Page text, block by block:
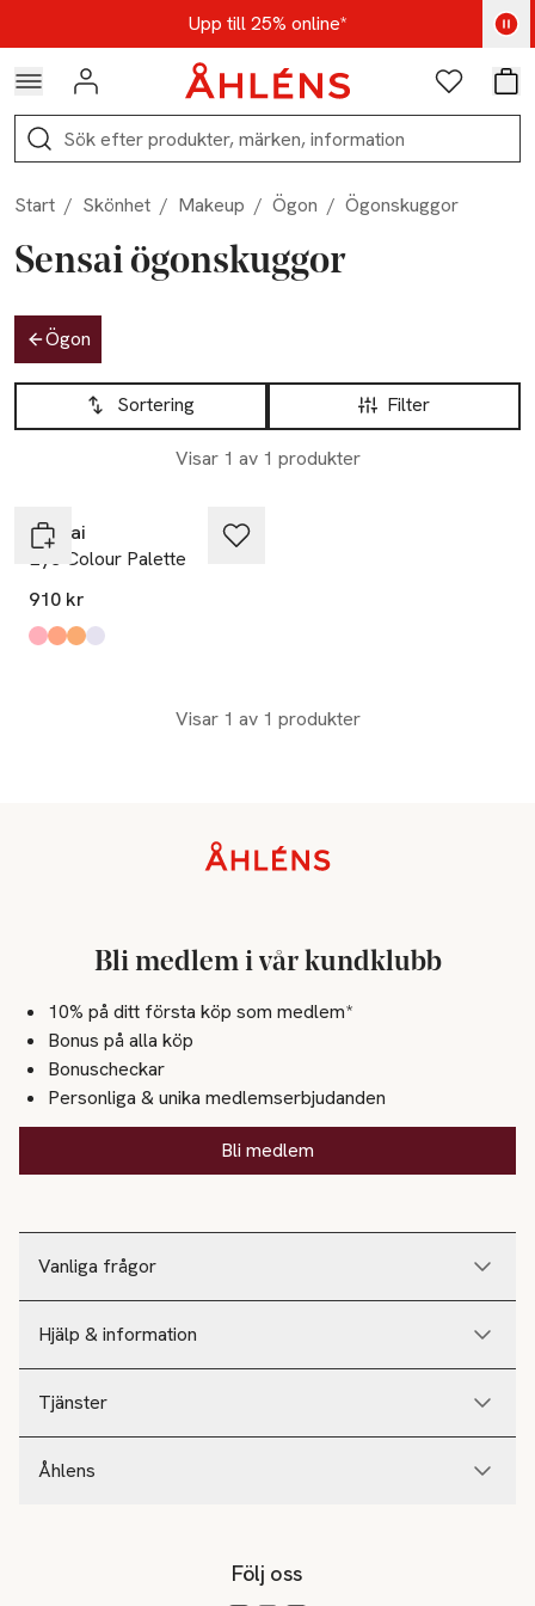
Hoppa till navigationsmenynUpp till 25% online*
Kod: AUG25 - Shoppa nu
Logga in Favoriter
Sök
Start / Skönhet / Makeup / Ögon / Ögonskuggor
Sensai ögonskuggor
Hoppa till produktsidan
Ögon
Hoppa till produktsidan
Filter
Sortering
Visar 1 av 1 produkter
Lista över produkter
Sensai
Eye Colour Palette
910 kr
Produkten finns i färgerna:
Petal Dance
Night Sparkle
Shiny Foliage
Frosty Twilight
Visar 1 av 1 produkter
Vanliga frågor
Hjälp & information
Tjänster
Åhlens
Bli medlem i vår kundklubb
10% på ditt första köp som medlem*
Bonus på alla köp
Bonuscheckar
Personliga & unika medlemserbjudanden
Bli medlem
Följ oss